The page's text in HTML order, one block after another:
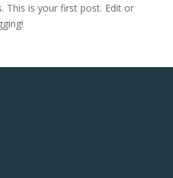
This is your first post. Edit or